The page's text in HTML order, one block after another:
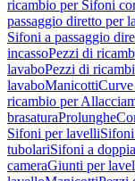
ricambio per Sifoni
passaggio diretto per
Sifoni a passaggio
incassoPezzi di
lavaboPezzi di
lavaboManicotti
ricambio per
brasaturaProlunghe
Sifoni per lavelli
tubolariSifoni a
cameraGiunti per